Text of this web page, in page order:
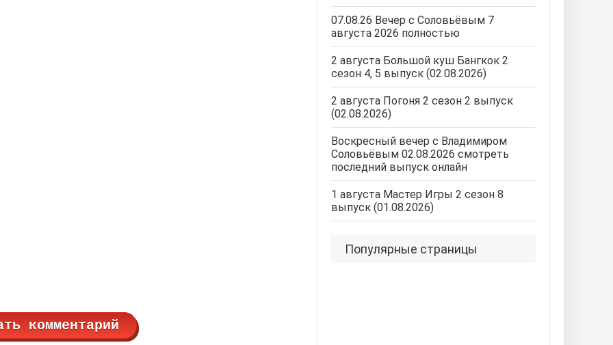
комментарий
07.08.26 Вечер с Соловьёвым 7
августа 2026 полностью
2 августа Большой куш Бангкок 2
сезон 4, 5 выпуск (02.08.2026)
2 августа Погоня 2 сезон 2 выпуск
(02.08.2026)
Воскресный вечер с Владимиром
Соловьёвым 02.08.2026 смотреть
последний выпуск онлайн
1 августа Мастер Игры 2 сезон 8
выпуск (01.08.2026)
Популярные страницы